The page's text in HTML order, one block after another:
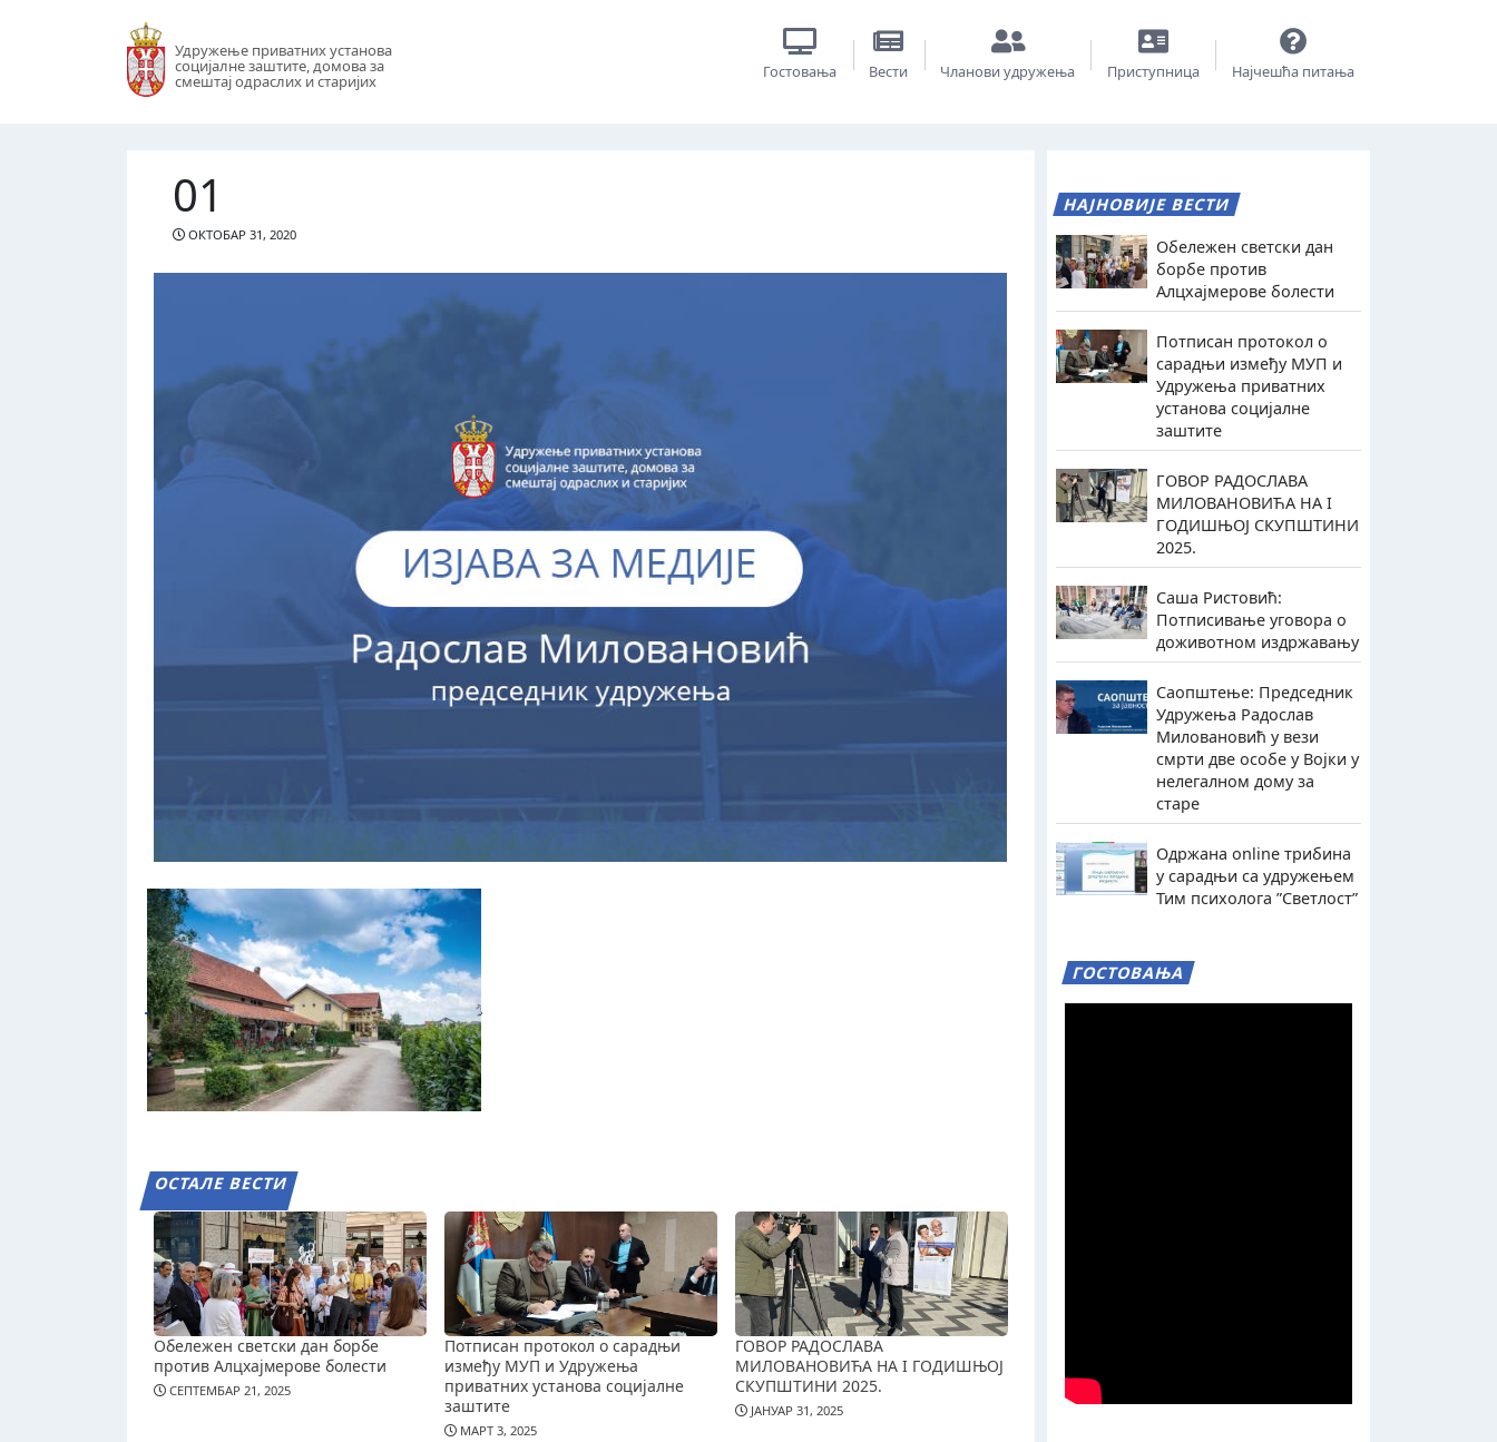
Удружење приватних установа
социјалне заштите, домова за
смештај одраслих и старијих
Гостовања Вести Чланови удружења Приступница Најчешћа питања
01
ОКТОБАР 31, 2020
ОСТАЛЕ ВЕСТИ
Обележен светски дан борбе
против Алцхајмерове болести
СЕПТЕМБАР 21, 2025
Потписан протокол о сарадњи
између МУП и Удружења
приватних установа социјалне
заштите
МАРТ 3, 2025
ГОВОР РАДОСЛАВА
МИЛОВАНОВИЋА НА I ГОДИШЊОЈ
СКУПШТИНИ 2025.
ЈАНУАР 31, 2025
НАЈНОВИЈЕ ВЕСТИ
Обележен светски дан
борбе против
Алцхајмерове болести
Потписан протокол о
сарадњи између МУП и
Удружења приватних
установа социјалне
заштите
ГОВОР РАДОСЛАВА
МИЛОВАНОВИЋА НА I
ГОДИШЊОЈ СКУПШТИНИ
2025.
Саша Ристовић:
Потписивање уговора о
доживотном издржавању
Саопштење: Председник
Удружења Радослав
Миловановић у вези
смрти две особе у Војки у
нелегалном дому за
старе
Одржана online трибина
у сарадњи са удружењем
Тим психолога ”Светлост”
ГОСТОВАЊА